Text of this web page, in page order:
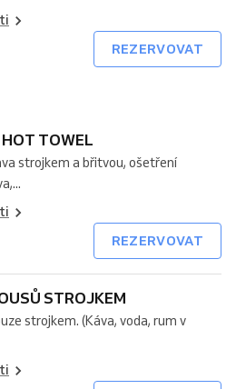
REZERVOVAT
TOWEL
strojkem a břitvou, ošetření
REZERVOVAT
STROJKEM
strojkem. (Káva, voda, rum v